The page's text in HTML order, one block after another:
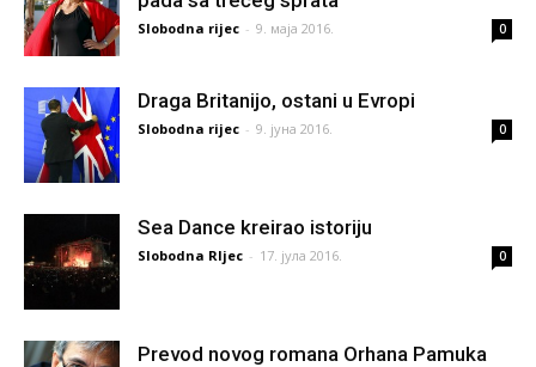
Slobodna rijec - 9. маја 2016. 0
Draga Britanijo, ostani u Evropi
Slobodna rijec - 9. јуна 2016. 0
Sea Dance kreirao istoriju
Slobodna RIjec - 17. јула 2016. 0
Prevod novog romana Orhana Pamuka